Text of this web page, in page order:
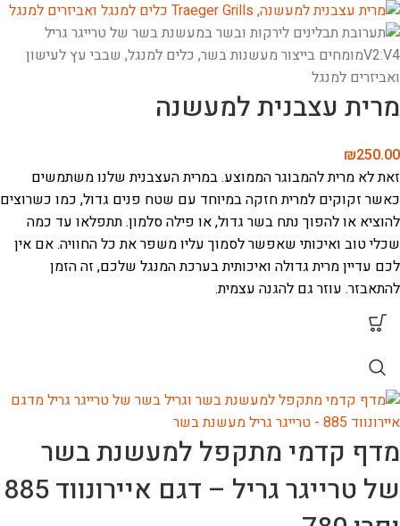
מרית עצבנית למעשנה
₪250.00
זאת לא מרית להמבוגר הממוצע. במרית העצבנית שלנו משתמשים
כאשר זקוקים למרית חזקה במיוחד עם שטח פנים גדול, כמו כשרוצים
להוציא או להפוך נתח בשר גדול, או פילה סלמון. תתפלאו עד כמה
שכלי טוב ואיכותי שאפשר לסמוך עליו משפר את כל החוויה. אם אין
לכם עדיין מרית גדולה ואיכותית בערכת המנגל שלכם, זה הזמן
להתאבזר. עוזר גם להגנה עצמית.
מדף קדמי מתקפל למעשנת בשר
של טרייגר גריל – דגם איירונווד 885